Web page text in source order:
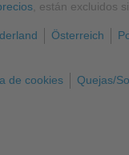
, están excluidos
Österreich
de cookies Quejas/